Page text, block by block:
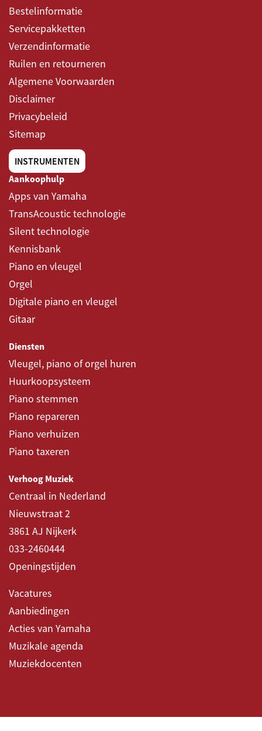
Bestelinformatie
Servicepakketten
Verzendinformatie
Ruilen en retourneren
Algemene Voorwaarden
Disclaimer
Privacybeleid
Sitemap
INSTRUMENTEN
Aankoophulp
Apps van Yamaha
TransAcoustic technologie
Silent technologie
Kennisbank
Piano en vleugel
Orgel
Digitale piano en vleugel
Gitaar
Diensten
Vleugel, piano of orgel huren
Huurkoopsysteem
Piano stemmen
Piano repareren
Piano verhuizen
Piano taxeren
Verhoog Muziek
Centraal in Nederland
Nieuwstraat 2
3861 AJ Nijkerk
033-2460444
Openingstijden
Vacatures
Aanbiedingen
Acties van Yamaha
Muzikale agenda
Muziekdocenten